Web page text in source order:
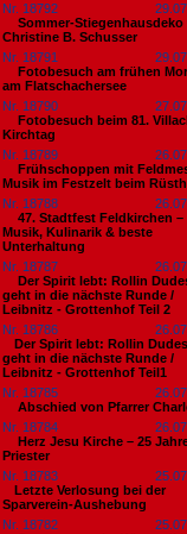
Nr. 18792
Sommer-Stiegenhausdeko
Christine B. Schusser
Nr. 18791
Fotobesuch am frühen
am Flatschachersee
Nr. 18790
Fotobesuch beim 81.
Kirchtag
Nr. 18789
Frühschoppen mit
Musik im Festzelt beim
Nr. 18788
47. Stadtfest Feldkirchen –
Musik, Kulinarik & beste
Unterhaltung
Nr. 18787
Der Spirit lebt: Rollin
geht in die nächste Runde /
Leibnitz - Grottenhof Teil 2
Nr. 18786
​Der Spirit lebt: Rollin Dudes
geht in die nächste Runde /
Leibnitz - Grottenhof Teil1
Nr. 18785
Abschied von Pfarrer
Nr. 18784
Herz Jesu Kirche – 25
Priester
Nr. 18783
​Letzte Verlosung bei der
Sparverein-Aushebung
Nr. 18782